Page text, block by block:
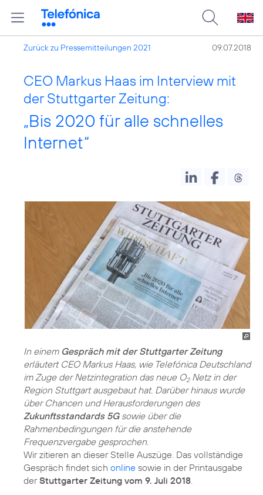
Zurück zu Pressemitteilungen 2021 09.07.2018
CEO Markus Haas im Interview mit
der Stuttgarter Zeitung:
„Bis 2020 für alle schnelles
Internet“
In einem Gespräch mit der Stuttgarter Zeitung
erläutert CEO Markus Haas, wie Telefónica Deutschland
im Zuge der Netzintegration das neue O2Netz in der
Region Stuttgart ausgebaut hat. Darüber hinaus wurde
über Chancen und Herausforderungen des
Zukunftsstandards 5Gsowie über die
Rahmenbedingungen für die anstehende
Frequenzvergabe gesprochen.
Wir zitieren an dieser Stelle Auszüge. Das vollständige
Gespräch findet sich online sowie in der Printausgabe
derStuttgarter Zeitung vom 9. Juli 2018